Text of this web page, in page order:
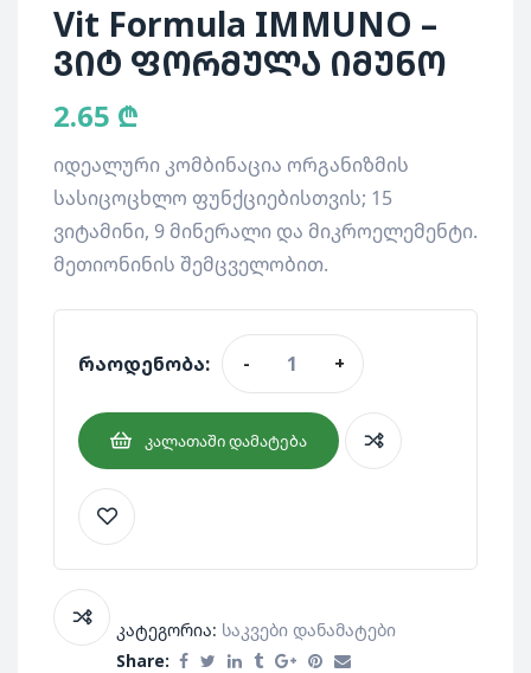
Vit Formula IMMUNO –
ვიტ ფორმულა იმუნო
2.65 ₾
იდეალური კომბინაცია ორგანიზმის
სასიცოცხლო ფუნქციებისთვის; 15
ვიტამინი, 9 მინერალი და მიკროელემენტი.
მეთიონინის შემცველობით.
რაოდენობა: - +
ᲙᲐᲚᲐᲗᲐᲨᲘ ᲓᲐᲛᲐᲢᲔᲑᲐ
კატეგორია: Საკვები Დანამატები
Share: